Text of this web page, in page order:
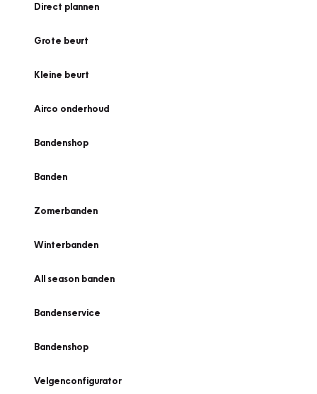
Direct plannen
Grote beurt
Kleine beurt
Airco onderhoud
Bandenshop
Banden
Zomerbanden
Winterbanden
All season banden
Bandenservice
Bandenshop
Velgenconfigurator